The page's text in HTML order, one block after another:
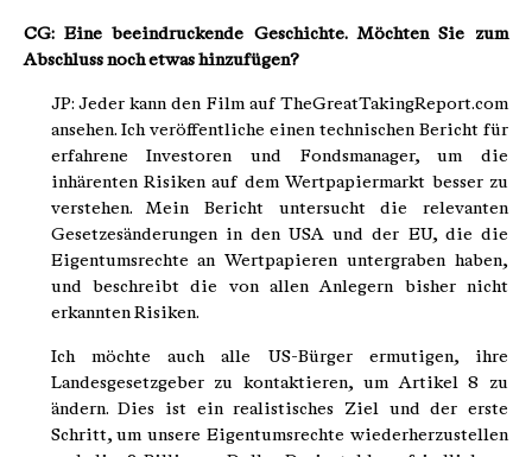
CG: Eine beeindruckende Geschichte. Möchten Sie zum
Abschluss noch etwas hinzufügen?
JP: Jeder kann den Film auf TheGreatTakingReport.com
ansehen. Ich veröffentliche einen technischen Bericht für
erfahrene Investoren und Fondsmanager, um die
inhärenten Risiken auf dem Wertpapiermarkt besser zu
verstehen. Mein Bericht untersucht die relevanten
Gesetzesänderungen in den USA und der EU, die die
Eigentumsrechte an Wertpapieren untergraben haben,
und beschreibt die von allen Anlegern bisher nicht
erkannten Risiken.
Ich möchte auch alle US-Bürger ermutigen, ihre
Landesgesetzgeber zu kontaktieren, um Artikel 8 zu
ändern. Dies ist ein realistisches Ziel und der erste
Schritt, um unsere Eigentumsrechte wiederherzustellen